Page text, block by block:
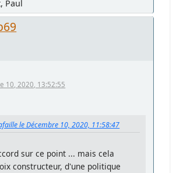
Paul
10, 2020, 13:52:55
le Décembre 10, 2020, 11:58:47
sur ce point ... mais cela
constructeur, d'une politique